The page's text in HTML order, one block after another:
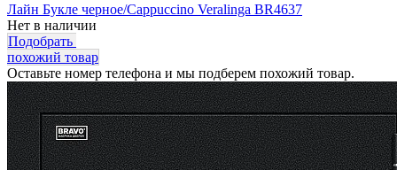
Лайн Букле черное/Cappuccino Veralinga BR4637
Нет в наличии
Подобрать
похожий товар
Оставьте номер телефона и мы подберем похожий товар.